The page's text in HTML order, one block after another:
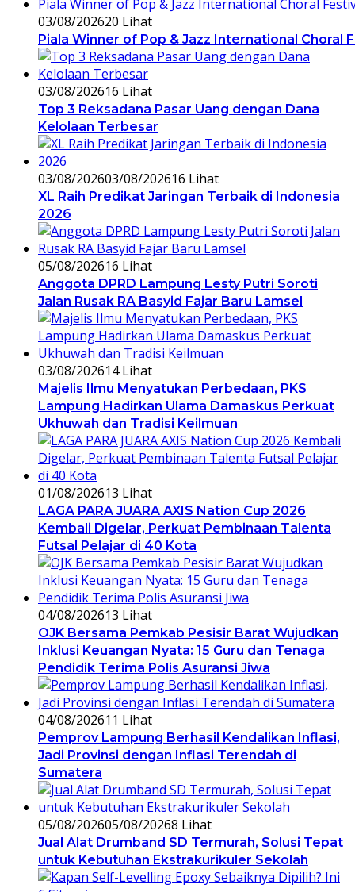
03/08/202620 Lihat
Piala Winner of Pop & Jazz International Choral
03/08/202616 Lihat
Top 3 Reksadana Pasar Uang dengan Dana
Kelolaan Terbesar
03/08/202603/08/202616 Lihat
XL Raih Predikat Jaringan Terbaik di Indonesia
2026
05/08/202616 Lihat
Anggota DPRD Lampung Lesty Putri Soroti
Jalan Rusak RA Basyid Fajar Baru Lamsel
03/08/202614 Lihat
Majelis Ilmu Menyatukan Perbedaan, PKS
Lampung Hadirkan Ulama Damaskus Perkuat
Ukhuwah dan Tradisi Keilmuan
01/08/202613 Lihat
LAGA PARA JUARA AXIS Nation Cup 2026
Kembali Digelar, Perkuat Pembinaan Talenta
Futsal Pelajar di 40 Kota
04/08/202613 Lihat
OJK Bersama Pemkab Pesisir Barat Wujudkan
Inklusi Keuangan Nyata: 15 Guru dan Tenaga
Pendidik Terima Polis Asuransi Jiwa
04/08/202611 Lihat
Pemprov Lampung Berhasil Kendalikan Inflasi,
Jadi Provinsi dengan Inflasi Terendah di
Sumatera
05/08/202605/08/20268 Lihat
Jual Alat Drumband SD Termurah, Solusi Tepat
untuk Kebutuhan Ekstrakurikuler Sekolah